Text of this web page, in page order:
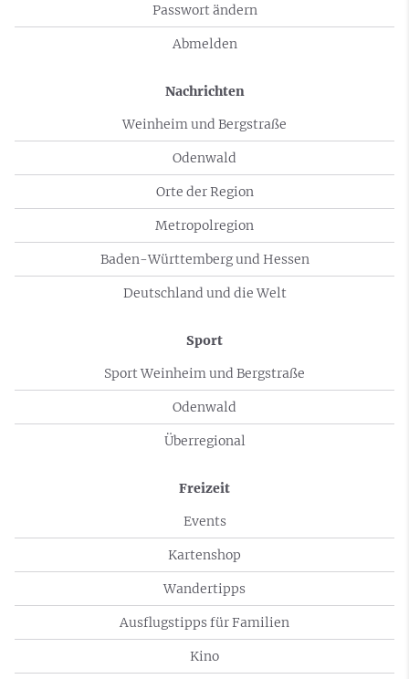
Passwort ändern
Abmelden
Nachrichten
Weinheim und Bergstraße
Odenwald
Orte der Region
Metropolregion
Baden-Württemberg und Hessen
Deutschland und die Welt
Sport
Sport Weinheim und Bergstraße
Odenwald
Überregional
Freizeit
Events
Kartenshop
Wandertipps
Ausflugstipps für Familien
Kino